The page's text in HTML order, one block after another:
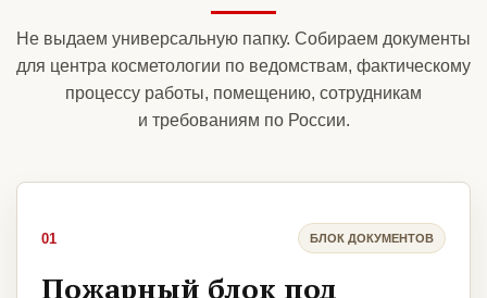
Не выдаем универсальную папку. Собираем документы
для центра косметологии по ведомствам, фактическому
процессу работы, помещению, сотрудникам
и требованиям по России.
01 БЛОК ДОКУМЕНТОВ
Пожарный блок под